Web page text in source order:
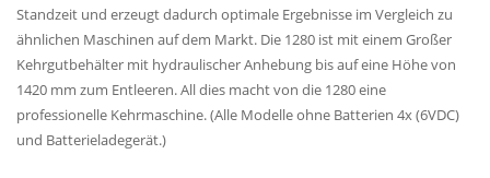
Standzeit und erzeugt dadurch optimale Ergebnisse im Vergleich zu
ähnlichen Maschinen auf dem Markt. Die 1280 ist mit einem Großer
Kehrgutbehälter mit hydraulischer Anhebung bis auf eine Höhe von
1420 mm zum Entleeren. All dies macht von die 1280 eine
professionelle Kehrmaschine. (Alle Modelle ohne Batterien 4x (6VDC)
und Batterieladegerät.)